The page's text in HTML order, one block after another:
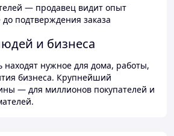
— продавец видит опыт
подтверждения заказа
и бизнеса
находят нужное для дома, работы,
бизнеса. Крупнейший
— для миллионов покупателей и